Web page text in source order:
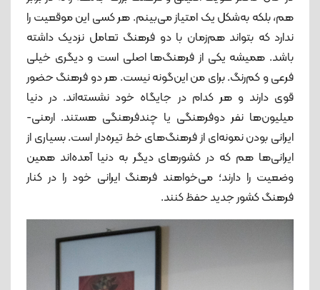
هم، بلکه به‌شکل یک امتیاز می‌بینم. هر کسی این موقعیت را
ندارد که بتواند هم‌زمان با دو فرهنگ تعامل نزدیک داشته
‌باشد. همیشه یکی از فرهنگ‌ها اصلی است و دیگری خیلی
فرعی و کم‌رنگ. برای من این‌گونه نیست. هر دو فرهنگ حضور
قوی دارند و هر کدام در جایگاه خود نشسته‌اند. در دنیا
میلیون‌ها نفر دوفرهنگی یا چندفرهنگی هستند. ارمنی-
ایرانی بودن نمونه‌ای از فرهنگ‌های خط تیره‌دار است. بسیاری از
ایرانی‌ها هم که در کشورهای دیگر به ‌دنیا آمده‌اند همین
وضعیت را دارند؛ می‌خواهند فرهنگ ایرانی خود را در کنار
فرهنگ کشور جدید حفظ کنند.